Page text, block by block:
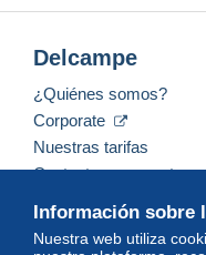
Avec ce lien, vous
https://
With this link you
You will also
https://
Información sobre
Nuestra web utiliza
Delcampe
¿Quiénes somos?
Corporate
Nuestras tarifas
Contacte con nosotros